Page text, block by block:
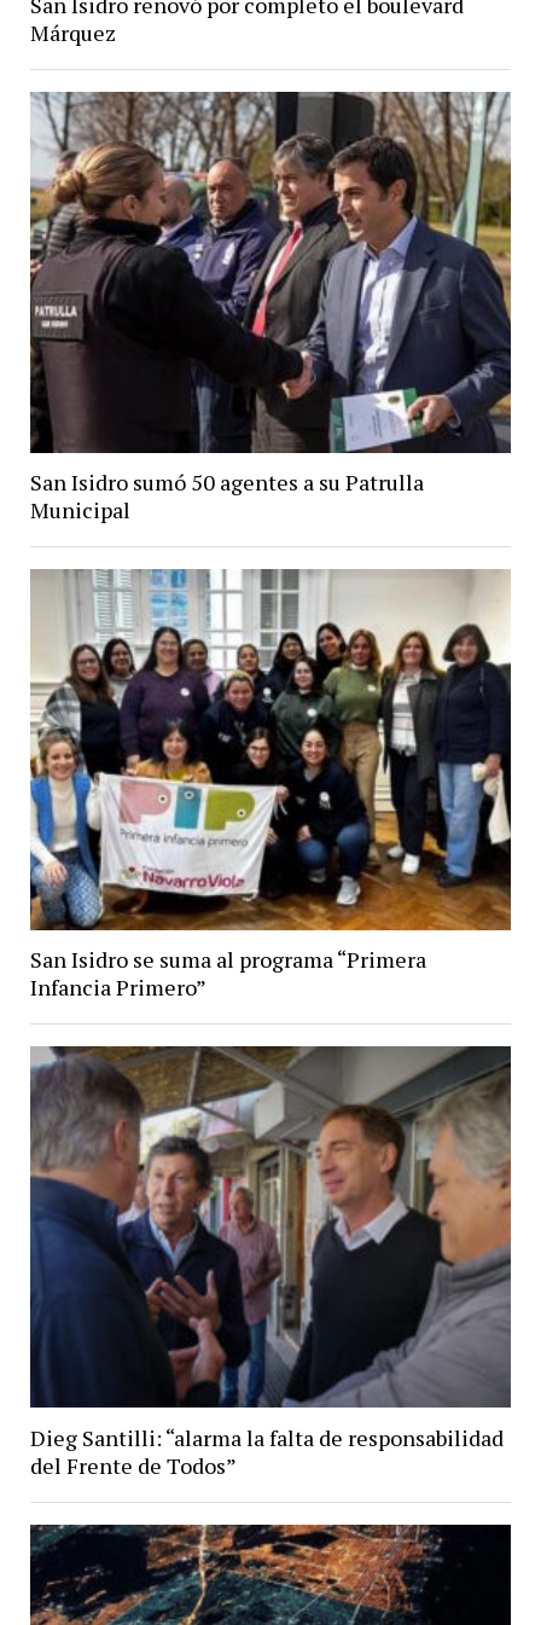
Márquez
San Isidro sumó 50 agentes a su Patrulla
Municipal
San Isidro se suma al programa “Primera
Infancia Primero”
Dieg Santilli: “alarma la falta de responsabilidad
del Frente de Todos”